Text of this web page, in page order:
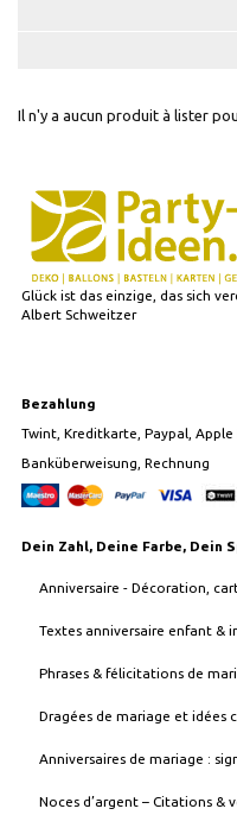
Il n'y a aucun produit à lister
Glück ist das einzige, das sich
Albert Schweitzer
Bezahlung
Twint, Kreditkarte, Paypal, Apple
Banküberweisung, Rechnung
Dein Zahl, Deine Farbe, Dein
Anniversaire - Décoration,
Textes anniversaire enfant &
Phrases & félicitations de
Dragées de mariage et idées
Anniversaires de mariage :
Noces d’argent – Citations &